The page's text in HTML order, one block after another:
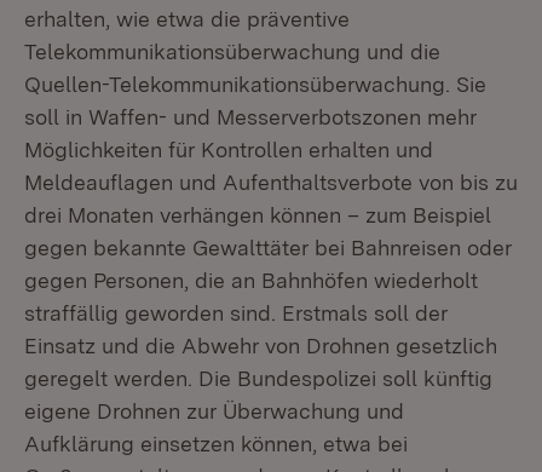
erhalten, wie etwa die präventive
Telekommunikationsüberwachung und die
Quellen-Telekommunikationsüberwachung. Sie
soll in Waffen- und Messerverbotszonen mehr
Möglichkeiten für Kontrollen erhalten und
Meldeauflagen und Aufenthaltsverbote von bis zu
drei Monaten verhängen können – zum Beispiel
gegen bekannte Gewalttäter bei Bahnreisen oder
gegen Personen, die an Bahnhöfen wiederholt
straffällig geworden sind. Erstmals soll der
Einsatz und die Abwehr von Drohnen gesetzlich
geregelt werden. Die Bundespolizei soll künftig
eigene Drohnen zur Überwachung und
Aufklärung einsetzen können, etwa bei